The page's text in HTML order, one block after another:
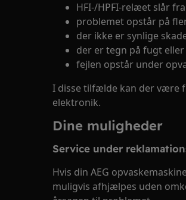
HFI-/HPFI-relæet slår
problemet opstår på
der ikke er synlige
der er tegn på fugt
fejlen opstår under
I disse tilfælde kan der være
elektronik.
Dine muligheder
Service under
Hvis din AEG
muligvis afhjælpes uden